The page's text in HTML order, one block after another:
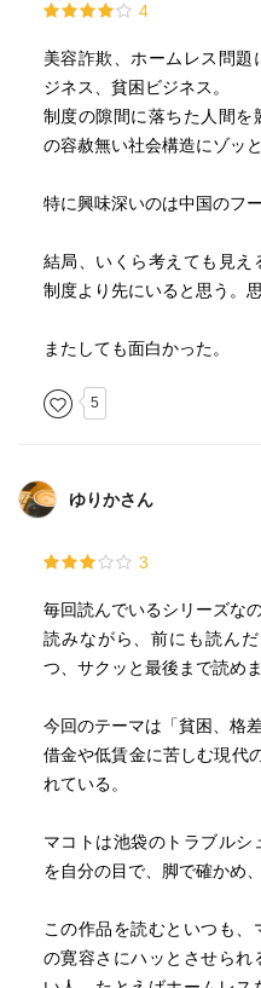
4
美容詐欺、ホームレス問
ジネス、貧困ビジネス。
制度の隙間に落ちた人間
の容赦無い社会構造にゾッと
特に興味深いのは中国のフ
結局、いくら考えても見え
制度より先にいると思う。思
またしても面白かった。
5
ゆりかさん
3
毎回読んでいるシリーズなの
読みながら、前にも読ん
つ、サクッと最後まで読めま
今回のテーマは「貧困、格差
借金や低賃金に苦しむ現代
れている。
マコトは池袋のトラブル
を自分の目で、脚で確かめ
この作品を読むといつも
の寛容さにハッとさせら